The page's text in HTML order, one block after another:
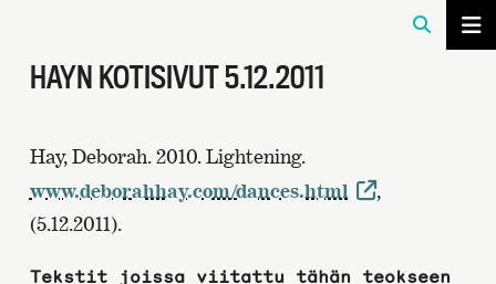
HAYN KOTISIVUT 5.12.2011
Hay, Deborah. 2010. Lightening.
www.deborahhay.com/dances.html
,
(5.12.2011).
Tekstit joissa viitattu tähän teokseen